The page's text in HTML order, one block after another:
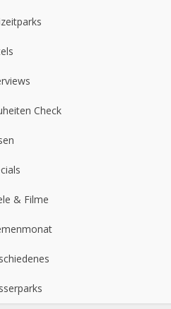
Check
& Filme